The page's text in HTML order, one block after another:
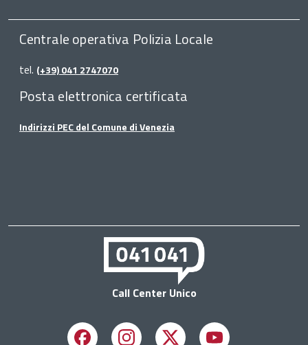
Centrale operativa Polizia Locale
tel. (+39) 041 2747070
Posta elettronica certificata
Indirizzi PEC del Comune di Venezia
Call Center Unico